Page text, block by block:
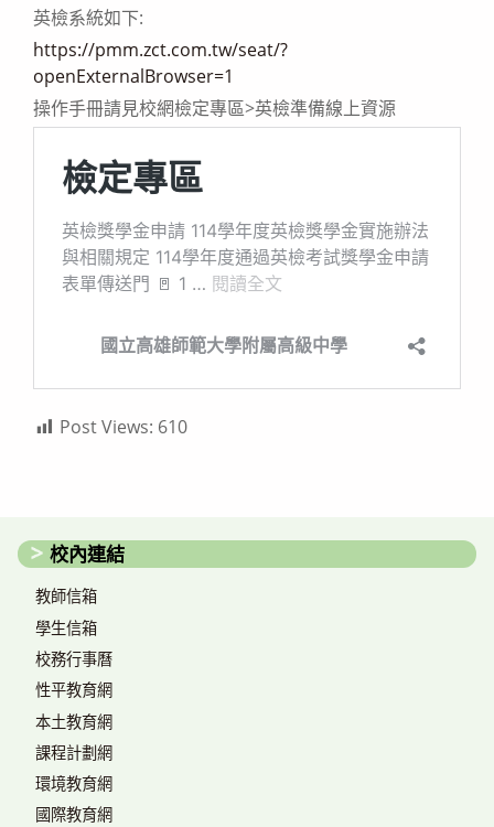
英檢系統如下:
https://pmm.zct.com.tw/seat/?
openExternalBrowser=1
操作手冊請見校網檢定專區>英檢準備線上資源
Post Views: 610
校內連結
教師信箱
學生信箱
校務行事曆
性平教育網
本土教育網
課程計劃網
環境教育網
國際教育網